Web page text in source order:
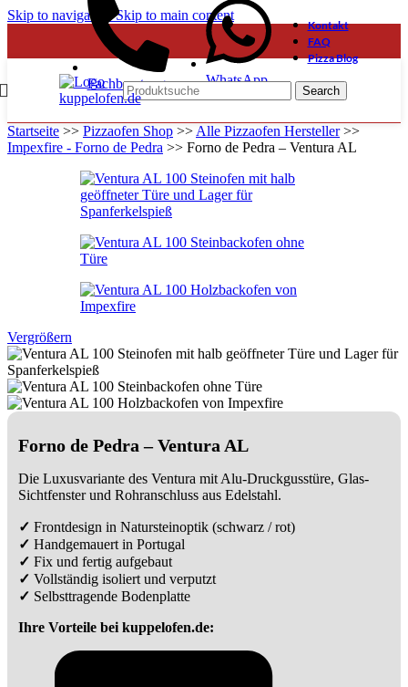
Skip to navigationSkip to main content
Fachberatung WhatsApp
Kontakt
FAQ
Pizza Blog
Search
Startseite >> Pizzaofen Shop >> Alle Pizzaofen Hersteller>>
Impexfire - Forno de Pedra >> Forno de Pedra – Ventura AL
Vergrößern
Forno de Pedra – Ventura AL
Die Luxusvariante des Ventura mit Alu-Druckgusstüre, Glas-
Sichtfenster und Rohranschluss aus Edelstahl.
✓ Frontdesign in Natursteinoptik (schwarz / rot)
✓ Handgemauert in Portugal
✓ Fix und fertig aufgebaut
✓ Vollständig isoliert und verputzt
✓ Selbsttragende Bodenplatte
Ihre Vorteile bei kuppelofen.de: